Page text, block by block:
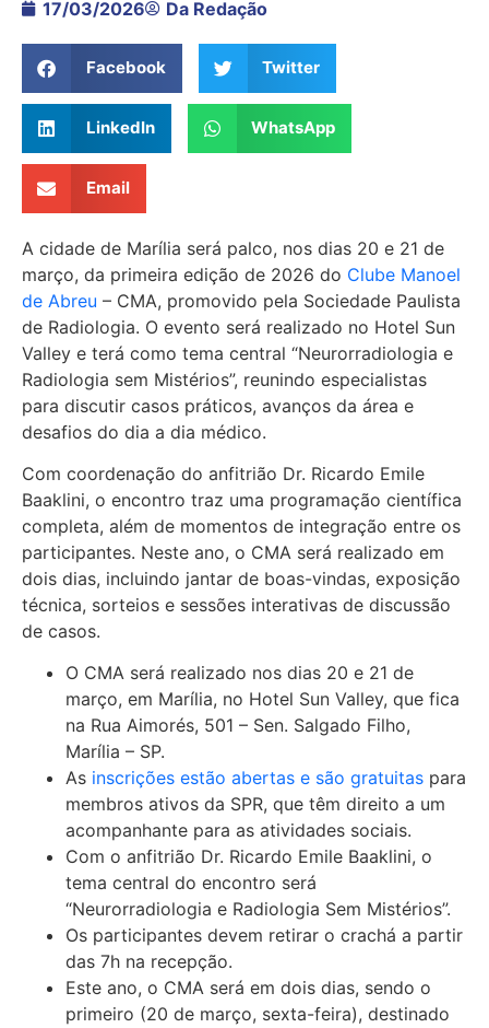
17/03/2026 Da Redação
Facebook Twitter
LinkedIn WhatsApp
Email
A cidade de Marília será palco, nos dias 20 e 21 de
março, da primeira edição de 2026 do Clube Manoel
de Abreu – CMA, promovido pela Sociedade Paulista
de Radiologia. O evento será realizado no Hotel Sun
Valley e terá como tema central “Neurorradiologia e
Radiologia sem Mistérios”, reunindo especialistas
para discutir casos práticos, avanços da área e
desafios do dia a dia médico.
Com coordenação do anfitrião Dr. Ricardo Emile
Baaklini, o encontro traz uma programação científica
completa, além de momentos de integração entre os
participantes. Neste ano, o CMA será realizado em
dois dias, incluindo jantar de boas-vindas, exposição
técnica, sorteios e sessões interativas de discussão
de casos.
O CMA será realizado nos dias 20 e 21 de
março, em Marília, no Hotel Sun Valley, que fica
na Rua Aimorés, 501 – Sen. Salgado Filho,
Marília – SP.
As inscrições estão abertas e são gratuitas para
membros ativos da SPR, que têm direito a um
acompanhante para as atividades sociais.
Com o anfitrião Dr. Ricardo Emile Baaklini, o
tema central do encontro será
“Neurorradiologia e Radiologia Sem Mistérios”.
Os participantes devem retirar o crachá a partir
das 7h na recepção.
Este ano, o CMA será em dois dias, sendo o
primeiro (20 de março, sexta-feira), destinado